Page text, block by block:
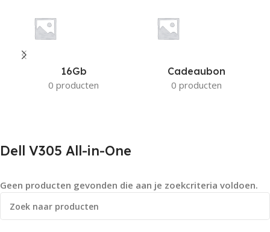
16Gb
0 producten
Cadeaubon
0 producten
Dell V305 All-in-One
Geen producten gevonden die aan je zoekcriteria voldoen.